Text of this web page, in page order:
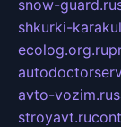
snow-guard.ru
shkurki-
ecolog.org.ru
avto-vozim.ru
stroyavt.ru